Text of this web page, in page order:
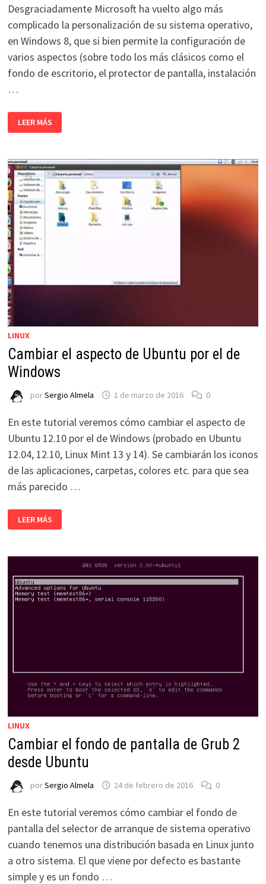
Desgraciadamente Microsoft ha vuelto algo más
complicado la personalización de su sistema operativo,
en Windows 8, que si bien permite la configuración de
varios aspectos (sobre todo los más clásicos como el
fondo de escritorio, el protector de pantalla, instalación
…
HERRAMIENTAS
PARA
PERSONALIZAR
LEER MÁS
LINUX
Cambiar el aspecto de Ubuntu por el de
Windows
porSergio Almela 1 de marzo de 2016 0
En este tutorial veremos cómo cambiar el aspecto de
Ubuntu 12.10 por el de Windows (probado en Ubuntu
12.04, 12.10, Linux Mint 13 y 14). Se cambiarán los iconos
de las aplicaciones, carpetas, colores etc. para que sea
más parecido …
CAMBIAR
EL
ASPECTO
POR
WINDOWS
LEER MÁS
LINUX
Cambiar el fondo de pantalla de Grub 2
desde Ubuntu
porSergio Almela 24 de febrero de 2016 0
En este tutorial veremos cómo cambiar el fondo de
pantalla del selector de arranque de sistema operativo
cuando tenemos una distribución basada en Linux junto
a otro sistema. El que viene por defecto es bastante
simple y es un fondo …